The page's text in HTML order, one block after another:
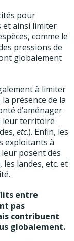
pour
et ainsi limiter
comme le
pressions de
globalement
à limiter
présence de la
d’aménager
leur territoire
etc.). Enfin, les
exploitants à
posent des
landes, etc. et
entre
pas
contribuent
globalement.